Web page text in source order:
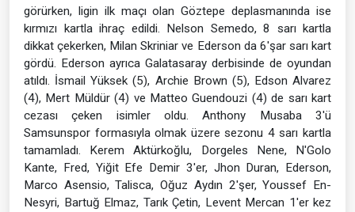
görürken, ligin ilk maçı olan Göztepe deplasmanında ise
kırmızı kartla ihraç edildi. Nelson Semedo, 8 sarı kartla
dikkat çekerken, Milan Skriniar ve Ederson da 6'şar sarı kart
gördü. Ederson ayrıca Galatasaray derbisinde de oyundan
atıldı. İsmail Yüksek (5), Archie Brown (5), Edson Alvarez
(4), Mert Müldür (4) ve Matteo Guendouzi (4) de sarı kart
cezası çeken isimler oldu. Anthony Musaba 3'ü
Samsunspor formasıyla olmak üzere sezonu 4 sarı kartla
tamamladı. Kerem Aktürkoğlu, Dorgeles Nene, N'Golo
Kante, Fred, Yiğit Efe Demir 3'er, Jhon Duran, Ederson,
Marco Asensio, Talisca, Oğuz Aydın 2'şer, Youssef En-
Nesyri, Bartuğ Elmaz, Tarık Çetin, Levent Mercan 1'er kez